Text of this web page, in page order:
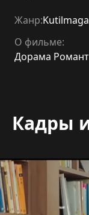
Жанр:
О фильме:
Дорама
Кадры